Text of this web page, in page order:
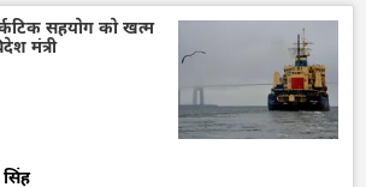
सहयोग को खत्म
मंत्री
सिंह